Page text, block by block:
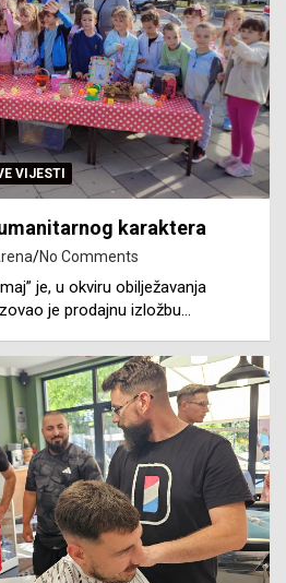
VIJESTI
karaktera
No Comments
je, u okviru obilježavanja
je prodajnu izložbu…